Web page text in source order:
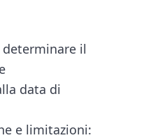
il
data di
e limitazioni: